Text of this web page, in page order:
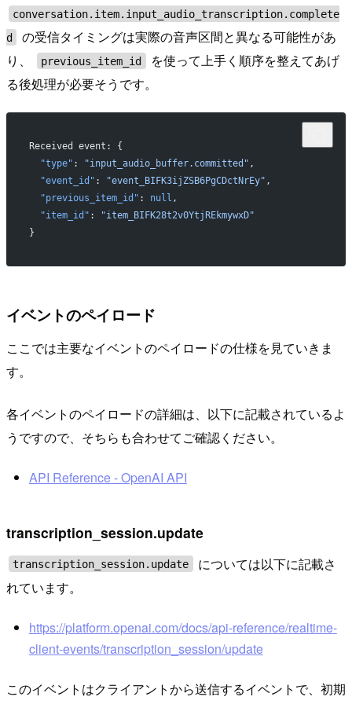
conversation.item.input_audio_transcription.complete
d
の受信タイミングは実際の音声区間と異なる可能性があ
り、
previous_item_id
を使って上手く順序を整えてあげ
る後処理が必要そうです。
Received event: {
  "type"
: "input_audio_buffer.committed" ,
  "event_id"
: "event_BIFK3ijZSB6PgCDctNrEy" ,
  "previous_item_id"
: null ,
  "item_id"
:
"item_BIFK28t2v0YtjREkmywxD"
}
イベントのペイロード
ここでは主要なイベントのペイロードの仕様を見ていきま
す。
各イベントのペイロードの詳細は、以下に記載されているよ
うですので、そちらも合わせてご確認ください。
API Reference - OpenAI API
transcription_session.update
transcription_session.update
については以下に記載さ
れています。
https://platform.openai.com/docs/api-reference/realtime-
client-events/transcription_session/update
このイベントはクライアントから送信するイベントで、初期